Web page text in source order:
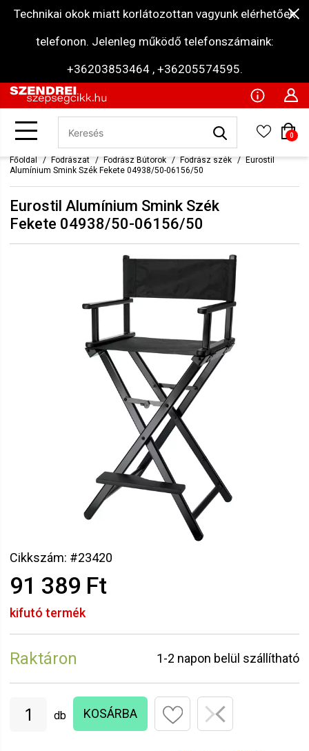
Technikai okok miatt korlátozottan vagyunk elérhetőek
telefonon. Jelenleg működő telefonszámaink:
+36203853464 , +36205574595.
0
Főoldal Fodrászat Fodrász Bútorok Fodrász szék
Eurostil
Alumínium Smink Szék Fekete 04938/50-06156/50
Eurostil Alumínium Smink Szék
Fekete 04938/50-06156/50
Cikkszám: #23420
91 389 Ft
kifutó termék
Raktáron 1-2 napon belül szállítható
db KOSÁRBA